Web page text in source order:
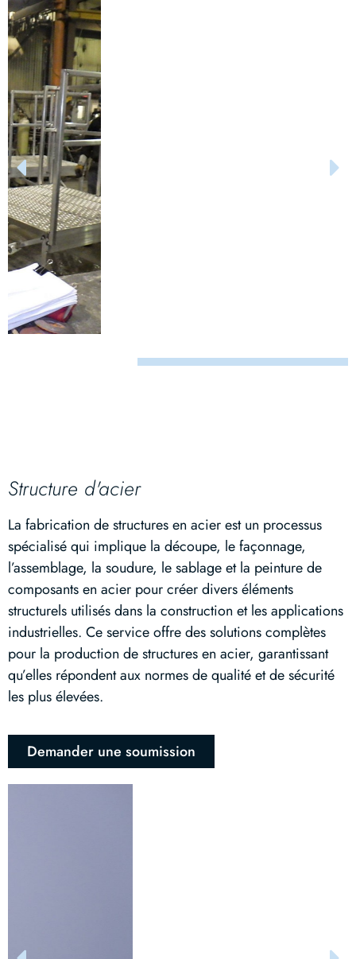
Structure d'acier
La fabrication de structures en acier est un processus
spécialisé qui implique la découpe, le façonnage,
l’assemblage, la soudure, le sablage et la peinture de
composants en acier pour créer divers éléments
structurels utilisés dans la construction et les applications
industrielles. Ce service offre des solutions complètes
pour la production de structures en acier, garantissant
qu’elles répondent aux normes de qualité et de sécurité
les plus élevées.
Demander une soumission